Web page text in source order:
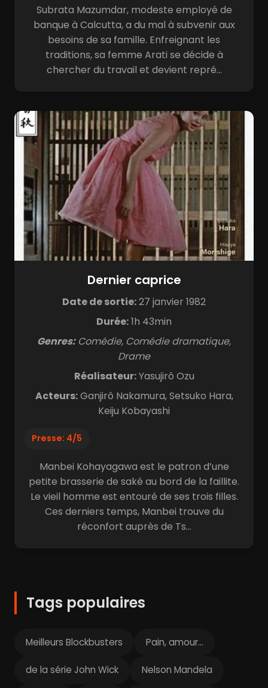
Subrata Mazumdar, modeste employé de
banque à Calcutta, a du mal à subvenir aux
besoins de sa famille. Enfreignant les
traditions, sa femme Arati se décide à
chercher du travail et devient repré...
Dernier caprice
Date de sortie:27 janvier 1982
Durée:1h 43min
Genres:Comédie, Comédie dramatique,
Drame
Réalisateur:Yasujirô Ozu
Acteurs:Ganjirô Nakamura, Setsuko Hara,
Keiju Kobayashi
Presse: 4/5
Manbei Kohayagawa est le patron d’une
petite brasserie de saké au bord de la faillite.
Le vieil homme est entouré de ses trois filles.
Ces derniers temps, Manbei trouve du
réconfort auprès de Ts...
Tags populaires
Meilleurs Blockbusters Pain, amour...
de la série John Wick Nelson Mandela